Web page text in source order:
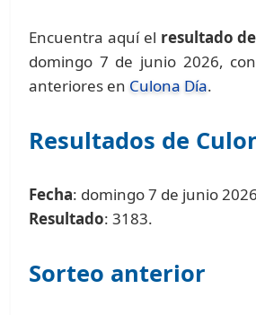
Encuentra aquí el resultado
domingo 7 de junio 2026,
anteriores en Culona Día.
Resultados de
Fecha: domingo 7 de junio
Resultado: 3183.
Sorteo anterior